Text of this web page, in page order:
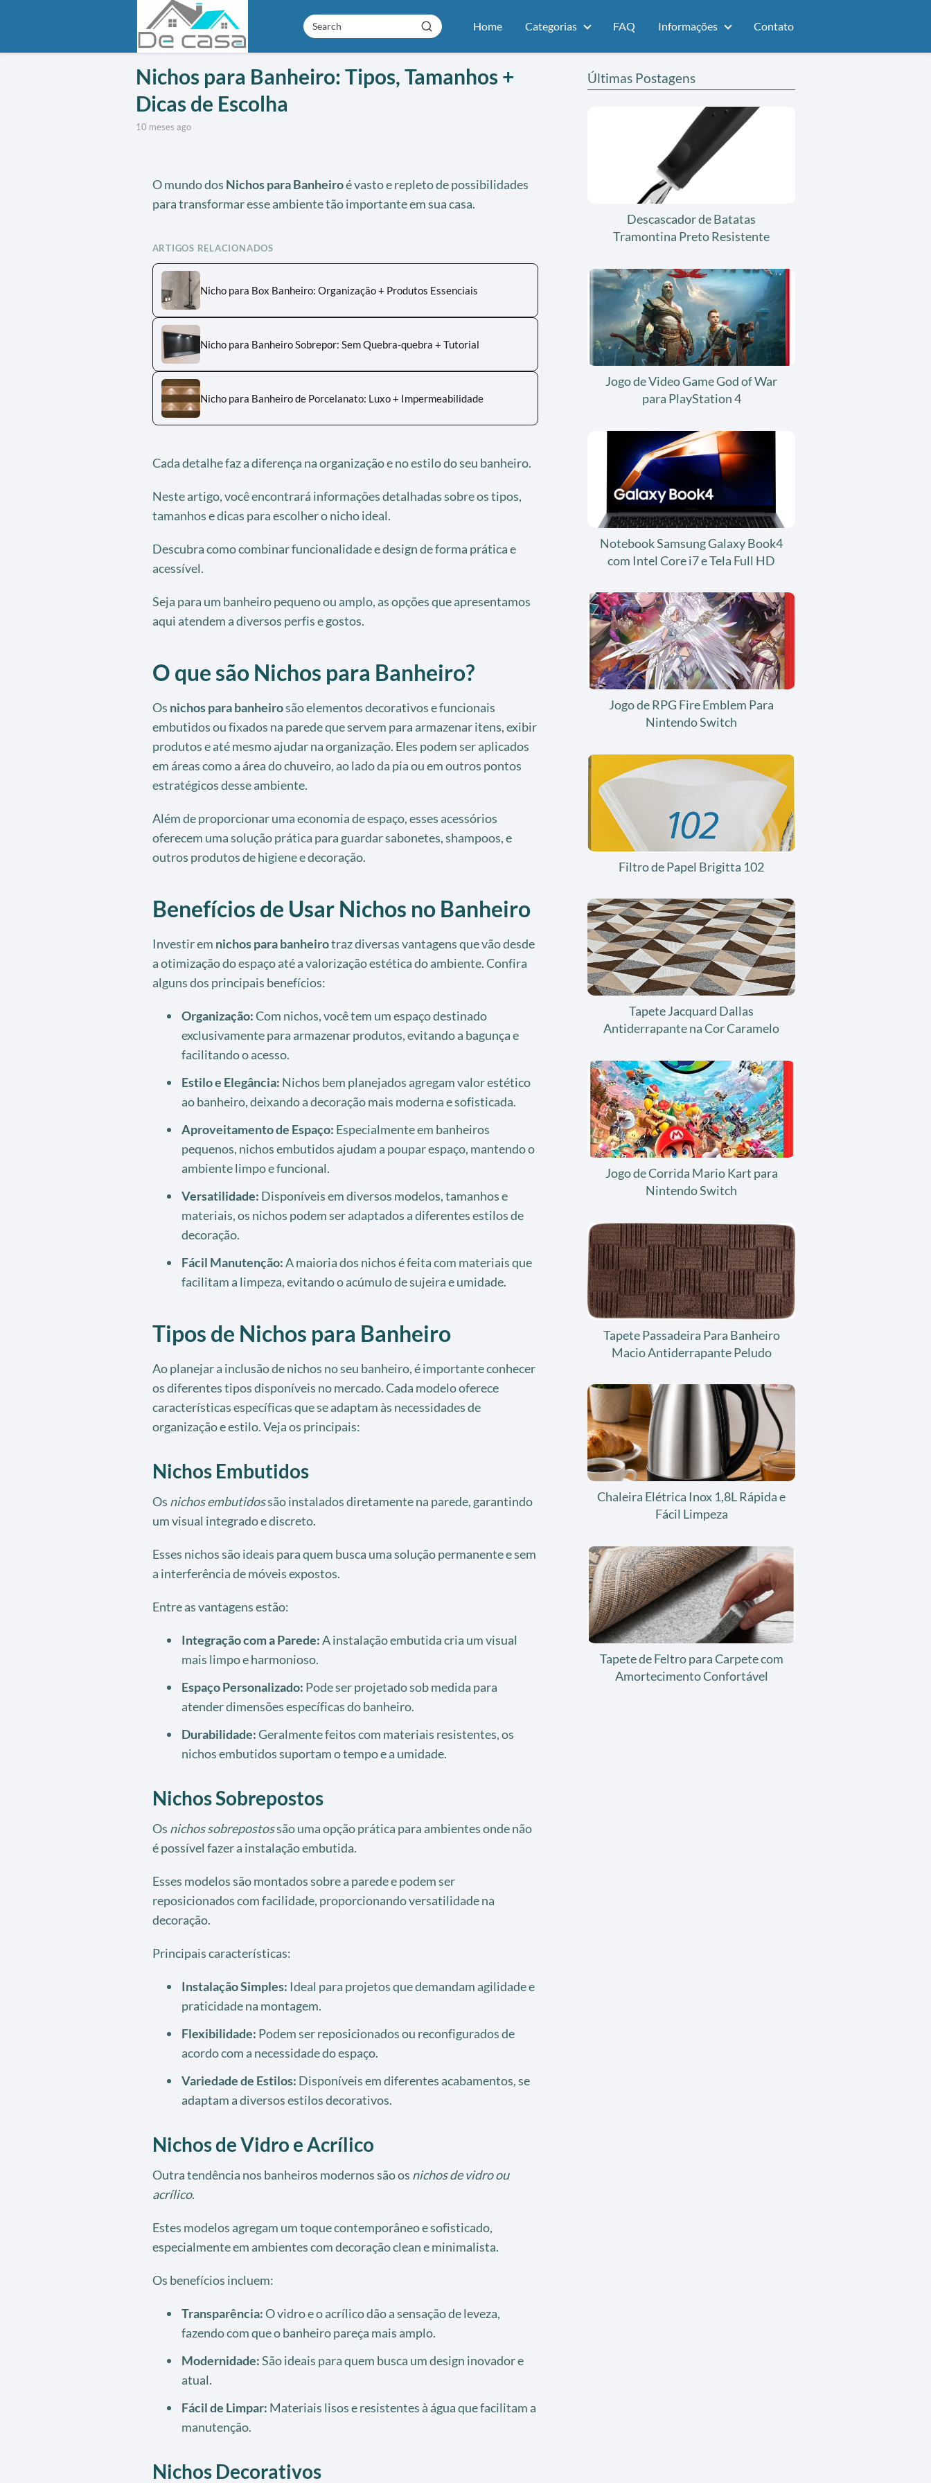
Home Categorias FAQ Informações Contato
Nichos para Banheiro: Tipos, Tamanhos +
Dicas de Escolha
10 meses ago
O mundo dos Nichos para Banheiroé vasto e repleto de possibilidades
para transformar esse ambiente tão importante em sua casa.
ARTIGOS RELACIONADOS
Nicho para Box Banheiro: Organização + Produtos Essenciais
Nicho para Banheiro Sobrepor: Sem Quebra-quebra + Tutorial
Nicho para Banheiro de Porcelanato: Luxo + Impermeabilidade
Cada detalhe faz a diferença na organização e no estilo do seu banheiro.
Neste artigo, você encontrará informações detalhadas sobre os tipos,
tamanhos e dicas para escolher o nicho ideal.
Descubra como combinar funcionalidade e design de forma prática e
acessível.
Seja para um banheiro pequeno ou amplo, as opções que apresentamos
aqui atendem a diversos perfis e gostos.
O que são Nichos para Banheiro?
Os nichos para banheirosão elementos decorativos e funcionais
embutidos ou fixados na parede que servem para armazenar itens, exibir
produtos e até mesmo ajudar na organização. Eles podem ser aplicados
em áreas como a área do chuveiro, ao lado da pia ou em outros pontos
estratégicos desse ambiente.
Além de proporcionar uma economia de espaço, esses acessórios
oferecem uma solução prática para guardar sabonetes, shampoos, e
outros produtos de higiene e decoração.
Benefícios de Usar Nichos no Banheiro
Investir em nichos para banheirotraz diversas vantagens que vão desde
a otimização do espaço até a valorização estética do ambiente. Confira
alguns dos principais benefícios:
Organização:Com nichos, você tem um espaço destinado
exclusivamente para armazenar produtos, evitando a bagunça e
facilitando o acesso.
Estilo e Elegância: Nichos bem planejados agregam valor estético
ao banheiro, deixando a decoração mais moderna e sofisticada.
Aproveitamento de Espaço: Especialmente em banheiros
pequenos, nichos embutidos ajudam a poupar espaço, mantendo o
ambiente limpo e funcional.
Versatilidade: Disponíveis em diversos modelos, tamanhos e
materiais, os nichos podem ser adaptados a diferentes estilos de
decoração.
Fácil Manutenção:A maioria dos nichos é feita com materiais que
facilitam a limpeza, evitando o acúmulo de sujeira e umidade.
Tipos de Nichos para Banheiro
Ao planejar a inclusão de nichos no seu banheiro, é importante conhecer
os diferentes tipos disponíveis no mercado. Cada modelo oferece
características específicas que se adaptam às necessidades de
organização e estilo. Veja os principais:
Nichos Embutidos
Os nichos embutidossão instalados diretamente na parede, garantindo
um visual integrado e discreto.
Esses nichos são ideais para quem busca uma solução permanente e sem
a interferência de móveis expostos.
Entre as vantagens estão:
Integração com a Parede:A instalação embutida cria um visual
mais limpo e harmonioso.
Espaço Personalizado: Pode ser projetado sob medida para
atender dimensões específicas do banheiro.
Durabilidade:Geralmente feitos com materiais resistentes, os
nichos embutidos suportam o tempo e a umidade.
Nichos Sobrepostos
Os nichos sobrepostossão uma opção prática para ambientes onde não
é possível fazer a instalação embutida.
Esses modelos são montados sobre a parede e podem ser
reposicionados com facilidade, proporcionando versatilidade na
decoração.
Principais características:
Instalação Simples: Ideal para projetos que demandam agilidade e
praticidade na montagem.
Flexibilidade: Podem ser reposicionados ou reconfigurados de
acordo com a necessidade do espaço.
Variedade de Estilos: Disponíveis em diferentes acabamentos, se
adaptam a diversos estilos decorativos.
Nichos de Vidro e Acrílico
Outra tendência nos banheiros modernos são os nichos de vidro ou
acrílico.
Estes modelos agregam um toque contemporâneo e sofisticado,
especialmente em ambientes com decoração clean e minimalista.
Os benefícios incluem:
Transparência:O vidro e o acrílico dão a sensação de leveza,
fazendo com que o banheiro pareça mais amplo.
Modernidade:São ideais para quem busca um design inovador e
atual.
Fácil de Limpar: Materiais lisos e resistentes à água que facilitam a
manutenção.
Nichos Decorativos
Últimas Postagens
Descascador de Batatas
Tramontina Preto Resistente
Jogo de Video Game God of War
para PlayStation 4
Notebook Samsung Galaxy Book4
com Intel Core i7 e Tela Full HD
Jogo de RPG Fire Emblem Para
Nintendo Switch
Filtro de Papel Brigitta 102
Tapete Jacquard Dallas
Antiderrapante na Cor Caramelo
Jogo de Corrida Mario Kart para
Nintendo Switch
Tapete Passadeira Para Banheiro
Macio Antiderrapante Peludo
Chaleira Elétrica Inox 1,8L Rápida e
Fácil Limpeza
Tapete de Feltro para Carpete com
Amortecimento Confortável